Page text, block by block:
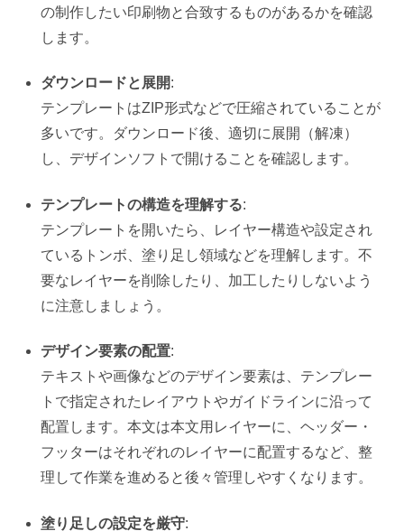
の制作したい印刷物と合致するものがあるかを確認
します。
ダウンロードと展開:
テンプレートはZIP形式などで圧縮されていることが
多いです。ダウンロード後、適切に展開（解凍）
し、デザインソフトで開けることを確認します。
テンプレートの構造を理解する:
テンプレートを開いたら、レイヤー構造や設定され
ているトンボ、塗り足し領域などを理解します。不
要なレイヤーを削除したり、加工したりしないよう
に注意しましょう。
デザイン要素の配置:
テキストや画像などのデザイン要素は、テンプレー
トで指定されたレイアウトやガイドラインに沿って
配置します。本文は本文用レイヤーに、ヘッダー・
フッターはそれぞれのレイヤーに配置するなど、整
理して作業を進めると後々管理しやすくなります。
塗り足しの設定を厳守: